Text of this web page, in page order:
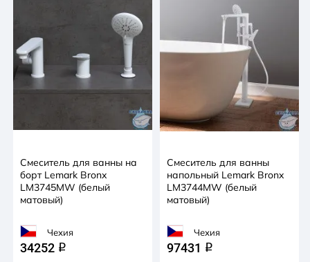
Смеситель для ванны на
борт Lemark Bronx
LM3745MW (белый
матовый)
Чехия
34252 q
Смеситель для ванны
напольный Lemark Bronx
LM3744MW (белый
матовый)
Чехия
97431 q